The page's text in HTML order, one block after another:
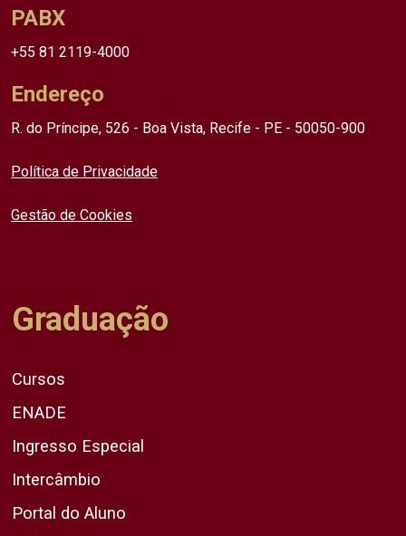
PABX
+55 81 2119-4000
Endereço
R. do Príncipe, 526 - Boa Vista, Recife - PE - 50050-900
Política de Privacidade
Gestão de Cookies
Graduação
Cursos
ENADE
Ingresso Especial
Intercâmbio
Portal do Aluno